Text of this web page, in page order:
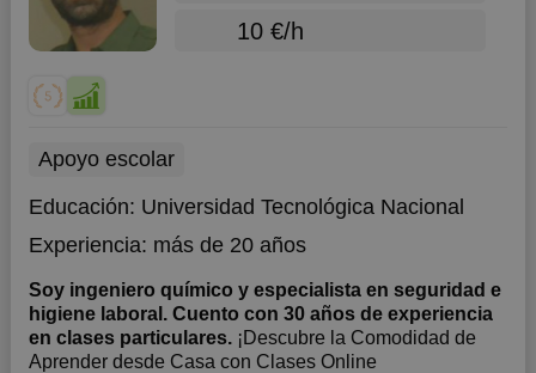
10 €/h
Apoyo escolar
Educación: Universidad Tecnológica Nacional
Experiencia: más de 20 años
Soy ingeniero químico y especialista en seguridad e
higiene laboral. Cuento con 30 años de experiencia
en clases particulares. ¡Descubre la Comodidad de
Aprender desde Casa con Clases Online